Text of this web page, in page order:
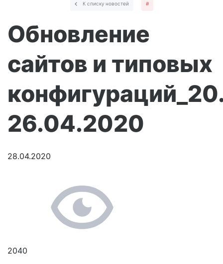
К списку новостей #
Обновление
сайтов и типовых
26.04.2020
28.04.2020
2040